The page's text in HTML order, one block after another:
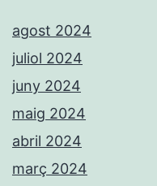
agost 2024
juliol 2024
juny 2024
maig 2024
abril 2024
març 2024